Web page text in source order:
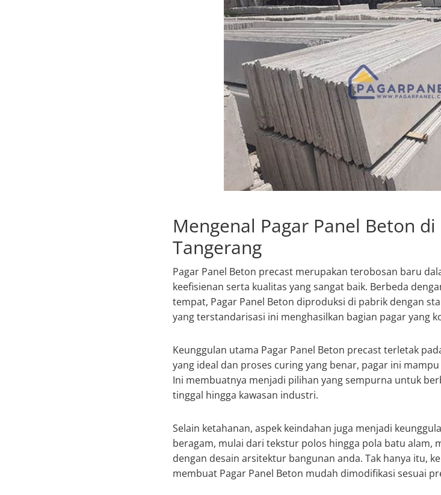
Mengenal Pagar Panel Beton
Tangerang
Pagar Panel Beton precast merupakan terobosan baru
keefisienan serta kualitas yang sangat baik. Berbeda
tempat, Pagar Panel Beton diproduksi di pabrik dengan
yang terstandarisasi ini menghasilkan bagian pagar yang
Keunggulan utama Pagar Panel Beton precast terletak
yang ideal dan proses curing yang benar, pagar ini
Ini membuatnya menjadi pilihan yang sempurna untuk
tinggal hingga kawasan industri.
Selain ketahanan, aspek keindahan juga menjadi
beragam, mulai dari tekstur polos hingga pola batu alam,
dengan desain arsitektur bangunan anda. Tak hanya itu,
membuat Pagar Panel Beton mudah dimodifikasi sesuai